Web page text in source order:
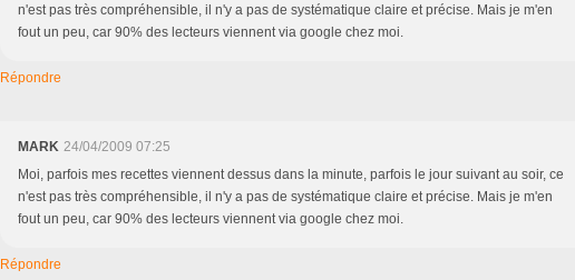
n'est pas très compréhensible, il n'y a pas de systématique claire et précise. Mais je m'en
fout un peu, car 90% des lecteurs viennent via google chez moi.
Répondre
MARK 24/04/2009 07:25
Moi, parfois mes recettes viennent dessus dans la minute, parfois le jour suivant au soir, ce
n'est pas très compréhensible, il n'y a pas de systématique claire et précise. Mais je m'en
fout un peu, car 90% des lecteurs viennent via google chez moi.
Répondre